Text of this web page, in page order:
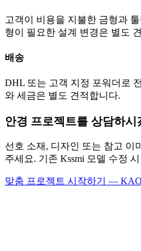
고객이 비용을 지불한 금형과
형이 필요한 설계 변경은 별도
배송
DHL 또는 고객 지정 포워더로
와 세금은 별도 견적합니다.
안경 프로젝트를 상담하시
선호 소재, 디자인 또는 참고 이
주세요. 기존 Kssmi 모델 수정
맞춤 프로젝트 시작하기 —